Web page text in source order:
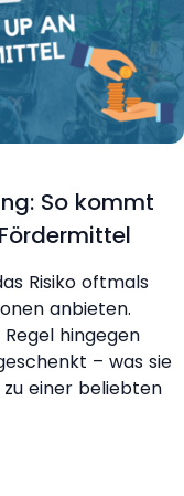
So kommt
Risiko oftmals
anbieten.
hingegen
– was sie
einer beliebten